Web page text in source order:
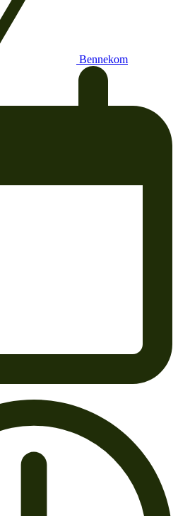
Bennekom